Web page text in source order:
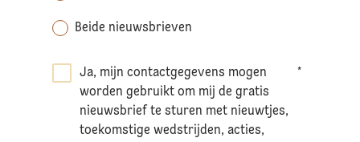
Beide nieuwsbrieven
Ja, mijn contactgegevens mogen
worden gebruikt om mij de gratis
nieuwsbrief te sturen met nieuwtjes,
toekomstige wedstrijden, acties,
*